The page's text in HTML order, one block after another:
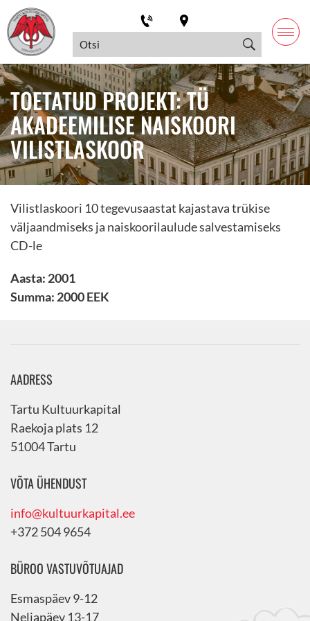
TOETATUD PROJEKT: TÜ
AKADEEMILISE NAISKOORI
VILISTLASKOOR
Vilistlaskoori 10 tegevusaastat kajastava trükise
väljaandmiseks ja naiskoorilaulude salvestamiseks
CD-le
Aasta: 2001
Summa: 2000 EEK
AADRESS
Tartu Kultuurkapital
Raekoja plats 12
51004 Tartu
VÕTA ÜHENDUST
info@kultuurkapital.ee
+372 504 9654
BÜROO VASTUVÕTUAJAD
Esmaspäev 9-12
Neljapäev 13-17